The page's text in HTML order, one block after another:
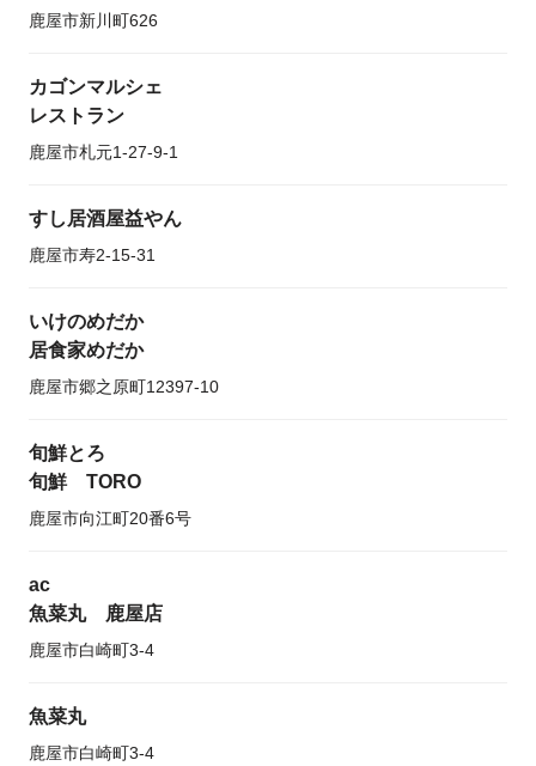
鹿屋市新川町626
カゴンマルシェ
レストラン
鹿屋市札元1-27-9-1
すし居酒屋益やん
鹿屋市寿2-15-31
いけのめだか
居食家めだか
鹿屋市郷之原町12397-10
旬鮮とろ
旬鮮 TORO
鹿屋市向江町20番6号
ac
魚菜丸 鹿屋店
鹿屋市白崎町3-4
魚菜丸
鹿屋市白崎町3-4